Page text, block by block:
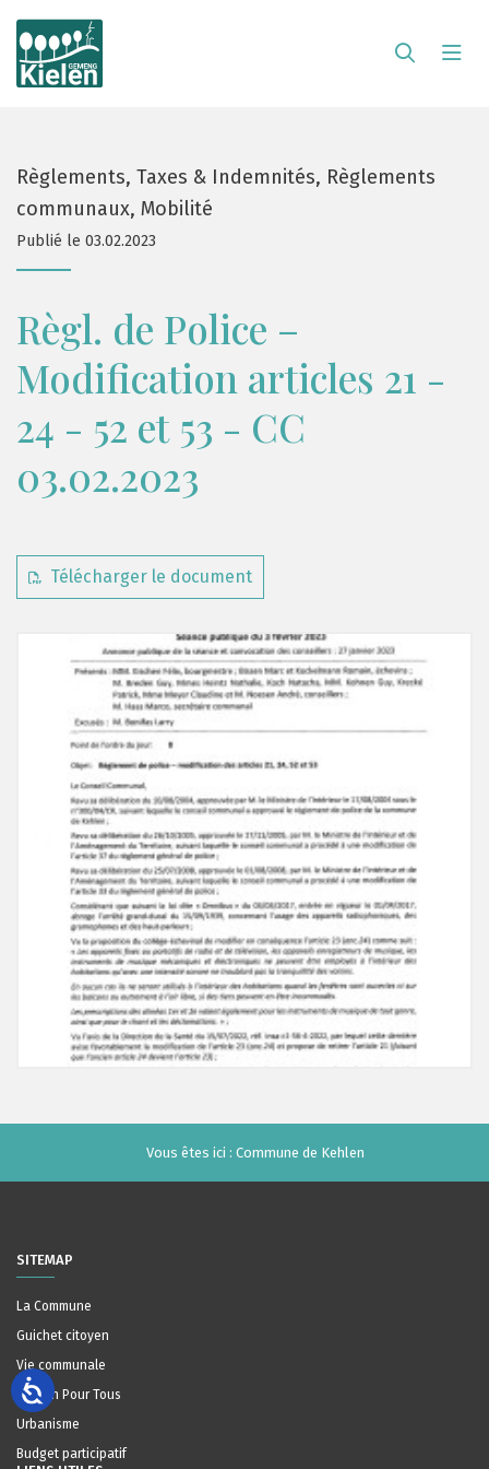
Règlements, Taxes & Indemnités, Règlements
communaux, Mobilité
Publié le 03.02.2023
Règl. de Police –
Modification articles 21 -
24 - 52 et 53 - CC
03.02.2023
Télécharger le document
Vous êtes ici : Commune de Kehlen
SITEMAP
La Commune
Guichet citoyen
Vie communale
Maison Pour Tous
Urbanisme
Budget participatif